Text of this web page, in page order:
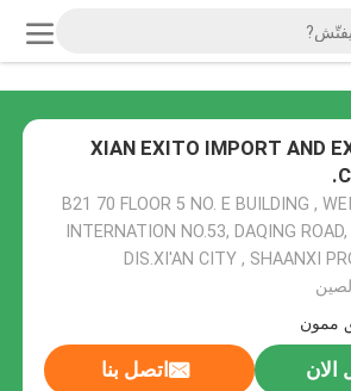
XIAN EXITO IMPORT AND
B21 70 FLOOR 5 NO. E BUILDING ,
INTERNATION NO.53, DAQING
DIS.XI'AN CITY , SHAANXI
ممون
الان اتصل بنا